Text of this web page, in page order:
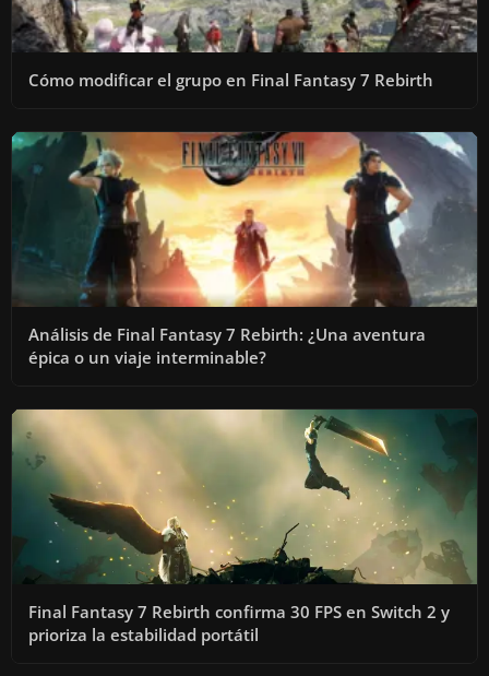
Cómo modificar el grupo en Final Fantasy 7 Rebirth
Análisis de Final Fantasy 7 Rebirth: ¿Una aventura
épica o un viaje interminable?
Final Fantasy 7 Rebirth confirma 30 FPS en Switch 2 y
prioriza la estabilidad portátil